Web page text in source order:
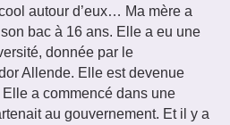
autour d’eux… Ma mère a
bac à 16 ans. Elle a eu une
donnée par le
Allende. Elle est devenue
a commencé dans une
au gouvernement. Et il y a